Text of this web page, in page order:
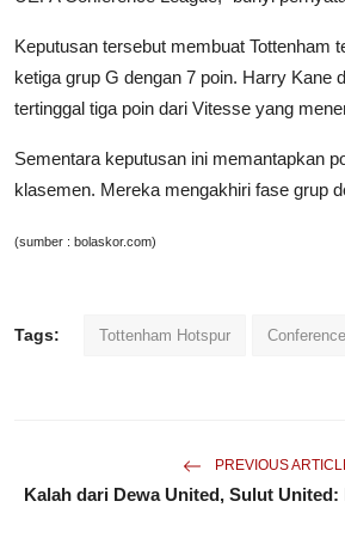
Keputusan tersebut membuat Tottenham
ketiga grup G dengan 7 poin. Harry Kane
tertinggal tiga poin dari Vitesse yang
Sementara keputusan ini memantapkan
klasemen. Mereka mengakhiri fase grup
(sumber : bolaskor.com)
Tags: Tottenham Hotspur
PREVIOUS
Kalah dari Dewa United, Sulut